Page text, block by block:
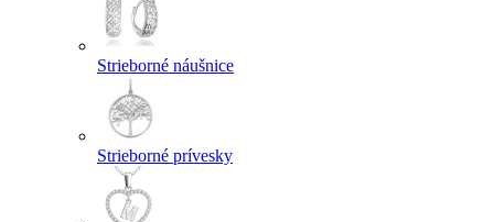
Strieborné náušnice
Strieborné prívesky